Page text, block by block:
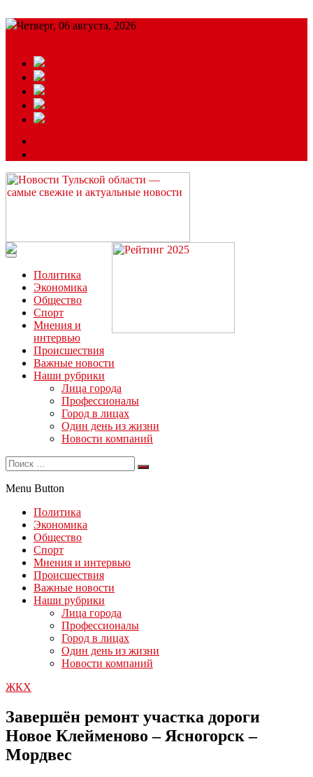
Четверг, 06 августа, 2026
Читайте последние новости дня в Тульской области на сайте
“ЗаНовомосковск”
Политика
Экономика
Общество
Спорт
Мнения и
интервью
Происшествия
Важные новости
Наши рубрики
Лица города
Профессионалы
Город в лицах
Один день из жизни
Новости компаний
Menu Button
Политика
Экономика
Общество
Спорт
Мнения и интервью
Происшествия
Важные новости
Наши рубрики
Лица города
Профессионалы
Город в лицах
Один день из жизни
Новости компаний
ЖКХ
Завершён ремонт участка дороги
Новое Клейменово – Ясногорск –
Мордвес